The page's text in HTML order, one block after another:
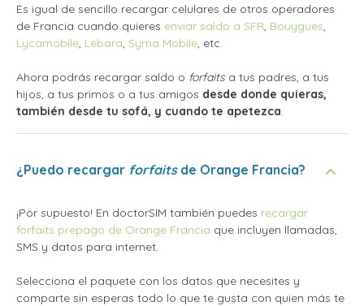
Es igual de sencillo recargar celulares de otros operadores
de Francia cuando quieres enviar saldo a SFR, Bouygues,
Lycamobile, Lebara, Syma Mobile, etc.
Ahora podrás recargar saldo o forfaits a tus padres, a tus
hijos, a tus primos o a tus amigos desde donde quieras,
también desde tu sofá, y cuando te apetezca.
¿Puedo recargar forfaitsde Orange Francia?
¡Por supuesto! En doctorSIM también puedes recargar
forfaits prepago de Orange Francia que incluyen llamadas,
SMS y datos para internet.
Selecciona el paquete con los datos que necesites y
comparte sin esperas todo lo que te gusta con quien más te